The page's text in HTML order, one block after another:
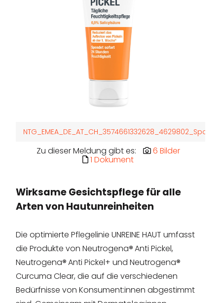
Zu dieser Meldung gibt es: 6 Bilder
1 Dokument
Wirksame Gesichtspflege für alle
Arten von Hautunreinheiten
Die optimierte Pflegelinie UNREINE HAUT umfasst
die Produkte von Neutrogena®Anti Pickel,
Neutrogena®Anti Pickel+ und Neutrogena®
Curcuma Clear, die auf die verschiedenen
Bedürfnisse von Konsument:innen abgestimmt